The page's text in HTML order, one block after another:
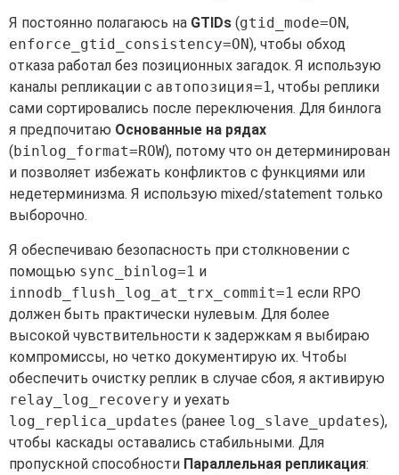
Я постоянно полагаюсь на GTIDs (gtid_mode=ON,
enforce_gtid_consistency=ON), чтобы обход
отказа работал без позиционных загадок. Я использую
каналы репликации с автопозиция=1, чтобы реплики
сами сортировались после переключения. Для бинлога
я предпочитаю Основанные на рядах
( binlog_format=ROW), потому что он детерминирован
и позволяет избежать конфликтов с функциями или
недетерминизма. Я использую mixed/statement только
выборочно.
Я обеспечиваю безопасность при столкновении с
помощью sync_binlog=1 и
innodb_flush_log_at_trx_commit=1 если RPO
должен быть практически нулевым. Для более
высокой чувствительности к задержкам я выбираю
компромиссы, но четко документирую их. Чтобы
обеспечить очистку реплик в случае сбоя, я активирую
relay_log_recovery и уехать
log_replica_updates (ранее log_slave_updates),
чтобы каскады оставались стабильными. Для
пропускной способности Параллельная репликация: